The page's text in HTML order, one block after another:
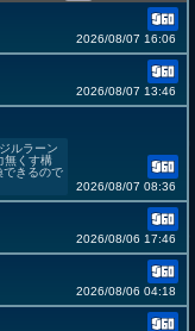
2026/08/07 16:06
2026/08/07 13:46
ルラーン
無くす構
できるので
2026/08/07 08:36
2026/08/06 17:46
2026/08/06 04:18